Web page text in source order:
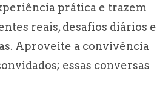
prática e trazem
reais, desafios diários e
Aproveite a convivência
essas conversas